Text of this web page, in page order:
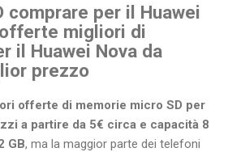
comprare per il Huawei
migliori di
il Huawei Nova da
prezzo
offerte di memorie micro SD per
a partire da 5€ circa e capacità 8
GB, ma la maggior parte dei telefoni